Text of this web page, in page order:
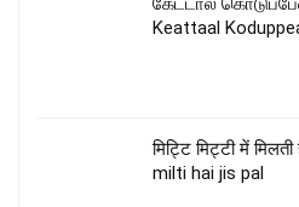
Keattaal
मिट्टि मिट्टी में
milti hai jis pal